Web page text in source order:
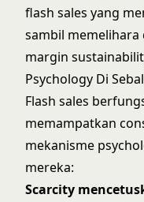
flash sales yang
sambil
margin
Psychology Di
Flash sales
memampatkan
mekanisme
mereka:
Scarcity